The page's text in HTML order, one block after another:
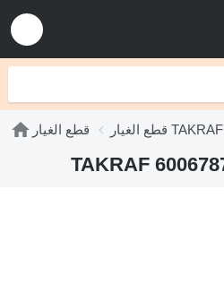
قطع الغيار قطع الغيار TAKRAF